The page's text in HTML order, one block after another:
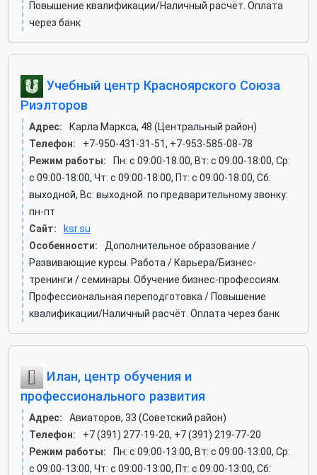
Повышение квалификации/Наличный расчёт. Оплата
через банк
Учебный центр Красноярского Союза
Риэлторов
Адрес:
Карла Маркса, 48 (Центральный район)
Телефон:
+7-950-431-31-51, +7-953-585-08-78
Режим работы:
Пн: c 09:00-18:00, Вт: c 09:00-18:00, Ср:
c 09:00-18:00, Чт: c 09:00-18:00, Пт: c 09:00-18:00, Сб:
выходной, Вс: выходной. по предварительному звонку:
пн-пт
Сайт:
ksr.su
Особенности:
Дополнительное образование /
Развивающие курсы. Работа / Карьера/Бизнес-
тренинги / семинары. Обучение бизнес-профессиям.
Профессиональная переподготовка / Повышение
квалификации/Наличный расчёт. Оплата через банк
Илан, центр обучения и
профессионального развития
Адрес:
Авиаторов, 33 (Советский район)
Телефон:
+7 (391) 277-19-20, +7 (391) 219-77-20
Режим работы:
Пн: c 09:00-13:00, Вт: c 09:00-13:00, Ср:
c 09:00-13:00, Чт: c 09:00-13:00, Пт: c 09:00-13:00, Сб: